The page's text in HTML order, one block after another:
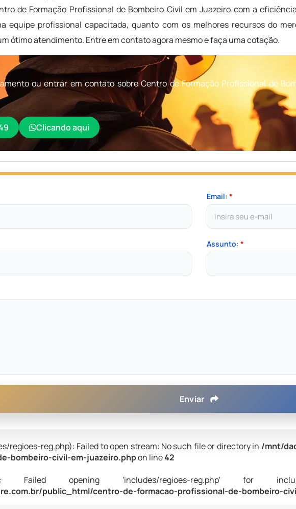
de Formação Profissional de Bombeiro Civil em Juazeiro com a
equipe profissional capacitada, quanto com os melhores recursos do
ótimo atendimento. Entre em contato agora mesmo e faça uma cotação.
ou entrar em contato sobre Centro de Formação Profissional de
Clicando aqui
Email: *
Assunto: *
Enviar
regioes-reg.php): Failed to open stream: No such file or directory in /mnt/
bombeiro-civil-em-juazeiro.phpon line42
opening 'includes/regioes-reg.php' for
public_html/centro-de-formacao-profissional-de-bombeiro-